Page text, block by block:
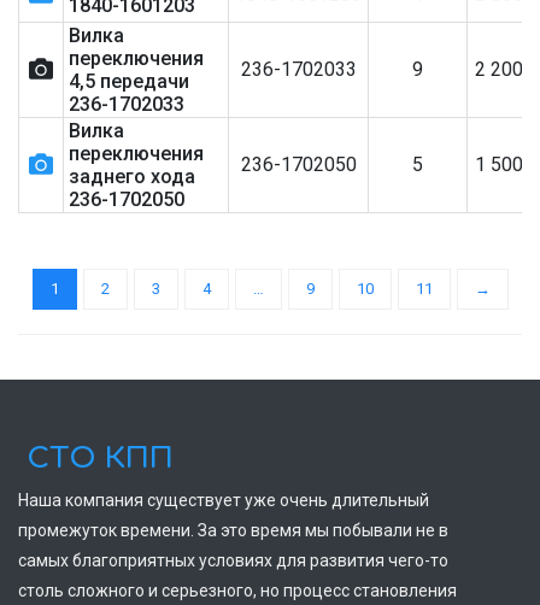
1840-1601203
Вилка
переключения
4,5 передачи
236-1702033
236-1702033 9 2 200
Вилка
переключения
заднего хода
236-1702050
236-1702050 5 1 500
1 2 3 4 … 9 10 11 →
СТО КПП
Наша компания существует уже очень длительный
промежуток времени. За это время мы побывали не в
самых благоприятных условиях для развития чего-то
столь сложного и серьезного, но процесс становления